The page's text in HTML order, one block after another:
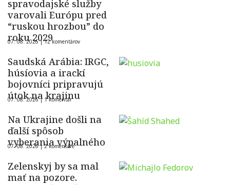
spravodajské služby
varovali Európu pred
“ruskou hrozbou” do
roku 2029
07. 08. 2026 |12 komentárov
Saudská Arábia: IRGC,
húsíovia a irackí
bojovníci pripravujú
útok na krajinu
07. 08. 2026 | 1 komentár
Na Ukrajine došli na
ďalší spôsob
vyberania výpalného
07. 08. 2026 |2 komentáre
Zelenskyj by sa mal
mať na pozore.